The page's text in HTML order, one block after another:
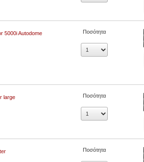
5000i Autodome
Ποσότητα
large
Ποσότητα
Ποσότητα